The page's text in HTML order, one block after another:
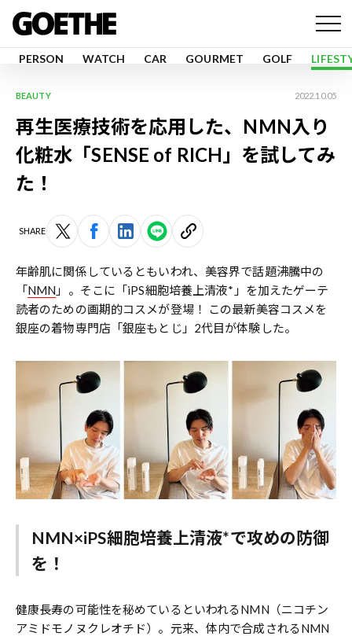
PERSON WATCH CAR GOURMET GOLF
BEAUTY 2022.10.05
再生医療技術を応用した、NMN入り
化粧水「SENSE of RICH」を試してみ
た！
SHARE
年齢肌に関係しているともいわれ、美容界で話題沸騰中の
「NMN 」。そこに「iPS細胞培養上清液*」を加えたゲーテ
読者のための画期的コスメが登場！ この最新美容コスメを
銀座の着物専門店「銀座もとじ」2代目が体験した。
NMN×iPS細胞培養上清液*で攻めの防御
を！
健康長寿の可能性を秘めているといわれるNMN（ニコチン
アミドモノヌクレオチド）。元来、体内で合成されるNMN